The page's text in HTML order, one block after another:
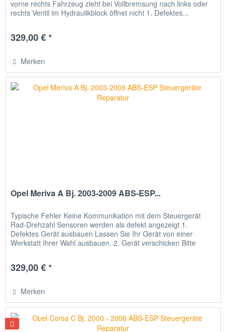
vorne rechts Fahrzeug zieht bei Vollbremsung nach links oder
rechts Ventil im Hydraulikblock öffnet nicht 1. Defektes...
329,00 € *
Merken
Opel Meriva A Bj. 2003-2009 ABS-ESP...
Typische Fehler Keine Kommunikation mit dem Steuergerät
Rad-Drehzahl Sensoren werden als defekt angezeigt 1.
Defektes Gerät ausbauen Lassen Sie Ihr Gerät von einer
Werkstatt Ihrer Wahl ausbauen. 2. Gerät verschicken Bitte
329,00 € *
Merken